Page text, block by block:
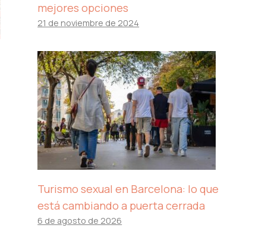
mejores opciones
21 de noviembre de 2024
Turismo sexual en Barcelona: lo que
está cambiando a puerta cerrada
6 de agosto de 2026